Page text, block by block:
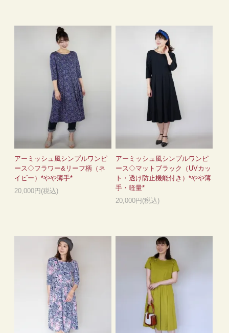
アーミッシュ風シンプルワンピ
ース◇フラワー&リーフ柄（ネ
イビー）*やや薄手*
20,000円(税込)
アーミッシュ風シンプルワンピ
ース◇マットブラック（UVカッ
ト・透け防止機能付き）*やや薄
手・軽量*
20,000円(税込)